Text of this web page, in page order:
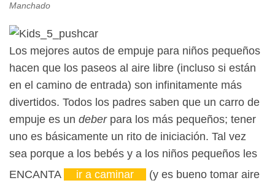
Manchado
Los mejores autos de empuje para niños pequeños
hacen que los paseos al aire libre (incluso si están
en el camino de entrada) son infinitamente más
divertidos. Todos los padres saben que un carro de
empuje es un deberpara los más pequeños; tener
uno es básicamente un rito de iniciación. Tal vez
sea porque a los bebés y a los niños pequeños les
ENCANTA
ir a caminar
(y es bueno tomar aire